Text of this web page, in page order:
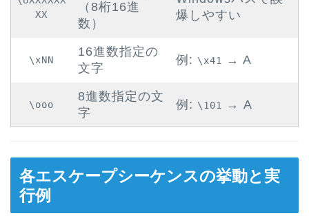
XX
（8桁16進
数）
爆しやすい
\xNN
16進数指定の
文字
例: \x41 → A
\ooo
8進数指定の文
字
例: \101 → A
各エスケープシーケンスの挙動と実
行例